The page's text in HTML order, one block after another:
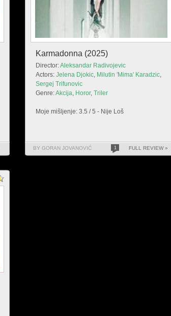
Karmadonna (2025)
Director:Aleksandar Radivojevic
Actors: Jelena Djokic, Milutin 'Mima' Karadzic,
Sergej Trifunovic
Genre:Akcija, Horor, Triler
Moje mišljenje: 3.5 / 5 - Nije Loš
BY GORAN JOVANOVIĆ 1 FULL REVIEW »